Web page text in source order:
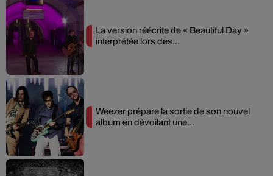
La version réécrite de « Beautiful Day »
interprétée lors des...
Weezer prépare la sortie de son nouvel
album en dévoilant une...